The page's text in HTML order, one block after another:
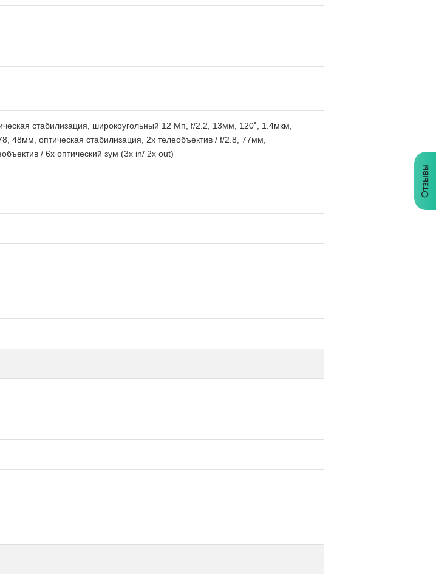
стабилизация, широкоугольный 12 Мп, f/2.2, 13мм, 120˚, 1.4мкм,
48мм, оптическая стабилизация, 2x телеобъектив / f/2.8, 77мм,
/ 6х оптический зум (3х in/ 2x out)
Отзывы